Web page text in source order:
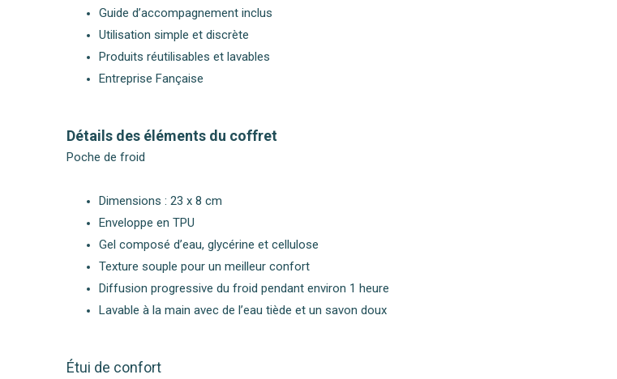
Guide d’accompagnement inclus
Utilisation simple et discrète
Produits réutilisables et lavables
Entreprise Fançaise
Détails des éléments du coffret
Poche de froid
Dimensions : 23 x 8 cm
Enveloppe en TPU
Gel composé d’eau, glycérine et cellulose
Texture souple pour un meilleur confort
Diffusion progressive du froid pendant environ 1 heure
Lavable à la main avec de l’eau tiède et un savon doux
Étui de confort